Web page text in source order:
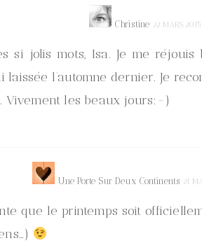
Christine 22 MARS
si jolis mots, Isa. Je me
l’automne dernier. Je
Vivement les beaux jours:-)
Une Porte Sur Deux Continents 21
que le printemps soit